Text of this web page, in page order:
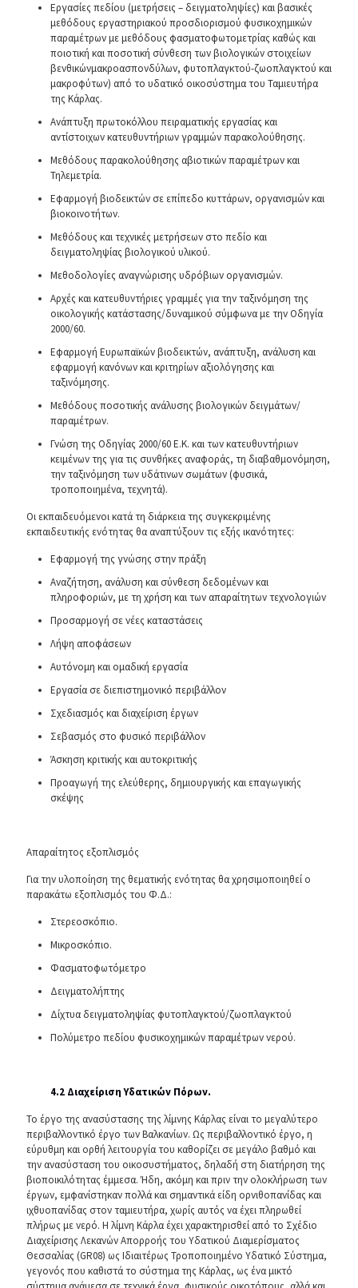
Εργασίες πεδίου (μετρήσεις – δειγματοληψίες) και βασικές
μεθόδους εργαστηριακού προσδιορισμού φυσικοχημικών
παραμέτρων με μεθόδους φασματοφωτομετρίας καθώς και
ποιοτική και ποσοτική σύνθεση των βιολογικών στοιχείων
βενθικώνμακροασπονδύλων, φυτοπλαγκτού-ζωοπλαγκτού και
μακροφύτων) από το υδατικό οικοσύστημα του Ταμιευτήρα
της Κάρλας.
Ανάπτυξη πρωτοκόλλου πειραματικής εργασίας και
αντίστοιχων κατευθυντήριων γραμμών παρακολούθησης.
Μεθόδους παρακολούθησης αβιοτικών παραμέτρων και
Τηλεμετρία.
Εφαρμογή βιοδεικτών σε επίπεδο κυττάρων, οργανισμών και
βιοκοινοτήτων.
Μεθόδους και τεχνικές μετρήσεων στο πεδίο και
δειγματοληψίας βιολογικού υλικού.
Μεθοδολογίες αναγνώρισης υδρόβιων οργανισμών.
Αρχές και κατευθυντήριες γραμμές για την ταξινόμηση της
οικολογικής κατάστασης/δυναμικού σύμφωνα με την Οδηγία
2000/60.
Εφαρμογή Ευρωπαϊκών βιοδεικτών, ανάπτυξη, ανάλυση και
εφαρμογή κανόνων και κριτηρίων αξιολόγησης και
ταξινόμησης.
Μεθόδους ποσοτικής ανάλυσης βιολογικών δειγμάτων/
παραμέτρων.
Γνώση της Οδηγίας 2000/60 Ε.Κ. και των κατευθυντήριων
κειμένων της για τις συνθήκες αναφοράς, τη διαβαθμονόμηση,
την ταξινόμηση των υδάτινων σωμάτων (φυσικά,
τροποποιημένα, τεχνητά).
Οι εκπαιδευόμενοι κατά τη διάρκεια της συγκεκριμένης
εκπαιδευτικής ενότητας θα αναπτύξουν τις εξής ικανότητες:
Εφαρμογή της γνώσης στην πράξη
Αναζήτηση, ανάλυση και σύνθεση δεδομένων και
πληροφοριών, με τη χρήση και των απαραίτητων τεχνολογιών
Προσαρμογή σε νέες καταστάσεις
Λήψη αποφάσεων
Αυτόνομη και ομαδική εργασία
Εργασία σε διεπιστημονικό περιβάλλον
Σχεδιασμός και διαχείριση έργων
Σεβασμός στο φυσικό περιβάλλον
Άσκηση κριτικής και αυτοκριτικής
Προαγωγή της ελεύθερης, δημιουργικής και επαγωγικής
σκέψης
Απαραίτητος εξοπλισμός
Για την υλοποίηση της θεματικής ενότητας θα χρησιμοποιηθεί ο
παρακάτω εξοπλισμός του Φ.Δ.:
Στερεοσκόπιο.
Μικροσκόπιο.
Φασματοφωτόμετρο
Δειγματολήπτης
Δίχτυα δειγματοληψίας φυτοπλαγκτού/ζωοπλαγκτού
Πολύμετρο πεδίου φυσικοχημικών παραμέτρων νερού.
4.2 Διαχείριση Υδατικών Πόρων.
Το έργο της ανασύστασης της λίμνης Κάρλας είναι το μεγαλύτερο
περιβαλλοντικό έργο των Βαλκανίων. Ως περιβαλλοντικό έργο, η
εύρυθμη και ορθή λειτουργία του καθορίζει σε μεγάλο βαθμό και
την ανασύσταση του οικοσυστήματος, δηλαδή στη διατήρηση της
βιοποικιλότητας έμμεσα. Ήδη, ακόμη και πριν την ολοκλήρωση των
έργων, εμφανίστηκαν πολλά και σημαντικά είδη ορνιθοπανίδας και
ιχθυοπανίδας στον ταμιευτήρα, χωρίς αυτός να έχει πληρωθεί
πλήρως με νερό. Η λίμνη Κάρλα έχει χαρακτηρισθεί από το Σχέδιο
Διαχείρισης Λεκανών Απορροής του Υδατικού Διαμερίσματος
Θεσσαλίας (GR08) ως Ιδιαιτέρως Τροποποιημένο Υδατικό Σύστημα,
γεγονός που καθιστά το σύστημα της Κάρλας, ως ένα μικτό